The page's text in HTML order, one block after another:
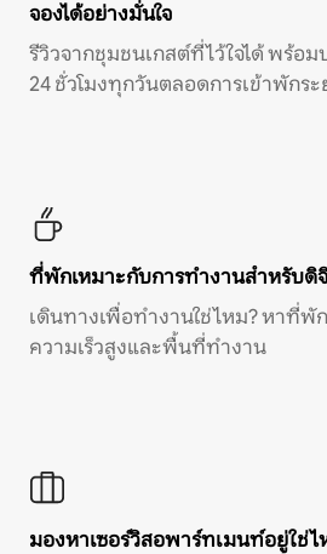
จองได้อย่างมั่นใจ
รีวิวจากชุมชนเกสต์ที่ไว้ใจได้ พร้อ
24 ชั่วโมงทุกวันตลอดการเข้าพักระ
ที่พักเหมาะกับการทำงานสำหรับดิ
เดินทางเพื่อทำงานใช่ไหม? หาที่พั
ความเร็วสูงและพื้นที่ทำงาน
มองหาเซอร์วิสอพาร์ทเมนท์อยู่ใช่ไ